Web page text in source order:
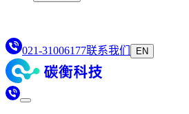
021-31006177联系我们 EN